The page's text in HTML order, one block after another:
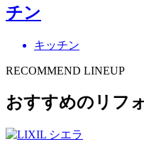
チン
キッチン
RECOMMEND LINEUP
おすすめのリフ